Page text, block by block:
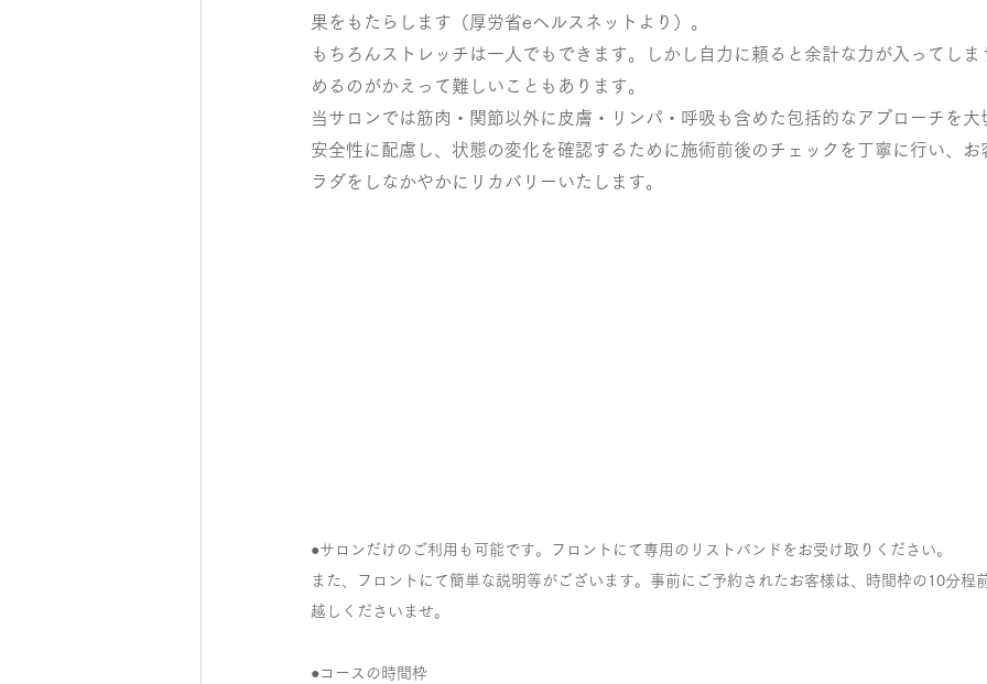
果をもたらします（厚労省eヘルスネットより）。
もちろんストレッチは一人でもできます。しかし自力に頼ると余計な力が入ってしま
めるのがかえって難しいこともあります。
当サロンでは筋肉・関節以外に皮膚・リンパ・呼吸も含めた包括的なアプローチを大
安全性に配慮し、状態の変化を確認するために施術前後のチェックを丁寧に行い、お
ラダをしなかやかにリカバリーいたします。
●サロンだけのご利用も可能です。フロントにて専用のリストバンドをお受け取りください。
また、フロントにて簡単な説明等がございます。事前にご予約されたお客様は、時間枠の10分程
越しくださいませ。
●コースの時間枠